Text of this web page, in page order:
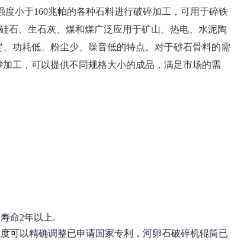
小于160兆帕的各种石料进行破碎加工，可用于碎铁
石、生石灰、煤和煤广泛应用于矿山、热电、水泥陶
功耗低、粉尘少、噪音低的特点。对于砂石骨料的需
工，可以提供不同规格大小的成品，满足市场的需
命2年以上.
可以精确调整已申请国家专利，河卵石破碎机辊筒已